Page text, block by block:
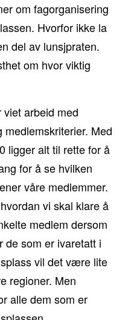
om fagorganisering
Hvorfor ikke la
del av lunsjpraten.
om hvor viktig
arbeid med
Med
ligger alt til rette for å
for å se hvilken
våre medlemmer.
vi skal klare å
medlem dersom
de som er ivaretatt i
vil det være lite
regioner. Men
alle dem som er